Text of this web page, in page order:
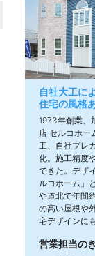
自社大工に
住宅の風格
1973年創業、
店 セルコホー
工、自社プレ
化。施工精度
できた。デザ
ルコホーム」
や道北で年間
の高い屋根や
宅デザインに
営業担当の